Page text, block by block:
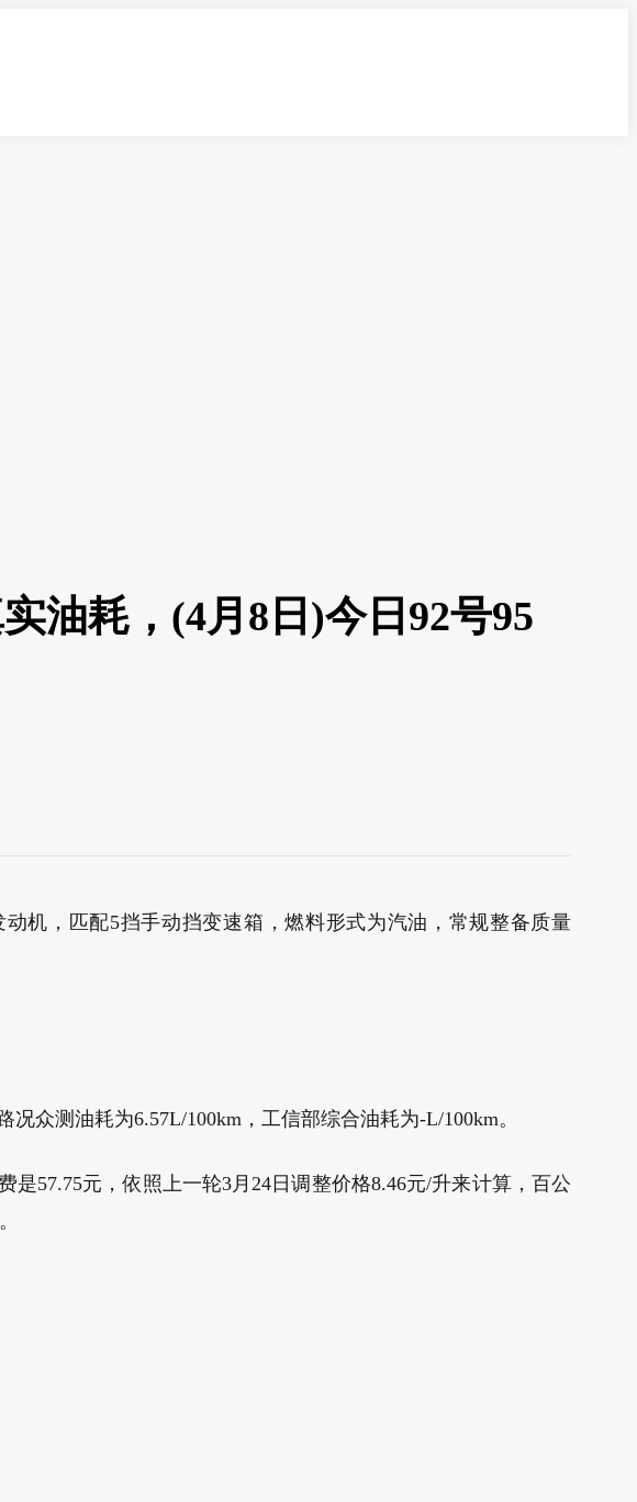
油耗，(4月8日)今日92号95
机，匹配5挡手动挡变速箱，燃料形式为汽油，常规整备质量
众测油耗为6.57L/100km，工信部综合油耗为-L/100km。
57.75元，依照上一轮3月24日调整价格8.46元/升来计算，百公